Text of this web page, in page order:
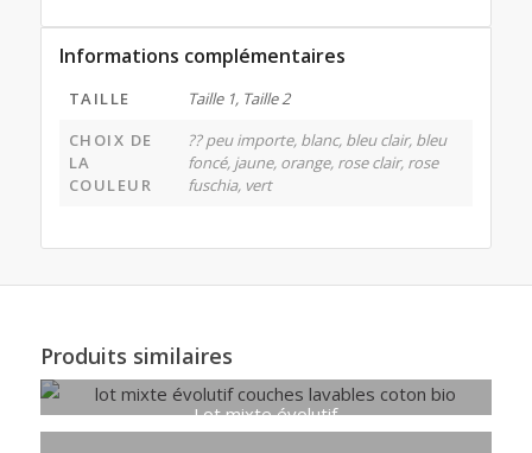
Informations complémentaires
TAILLE
Taille 1, Taille 2
CHOIX DE
LA
COULEUR
?? peu importe, blanc, bleu clair, bleu
foncé, jaune, orange, rose clair, rose
fuschia, vert
Produits similaires
Lot mixte évolutif